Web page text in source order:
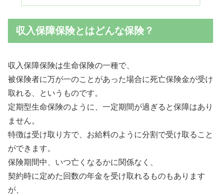
収入保障保険とはどんな保険？
収入保障保険は生命保険の一種で、
被保険者に万が一のことがあった場合に死亡保険金が受け
取れる
、というものです。
定期型生命保険のように、一定期間が過ぎると保障はあり
ません。
特徴は受け取り方で、お給料のように分割で受け取ること
ができます。
保険期間中、いつ亡くなるかに関係なく、
契約時に定めた回数の年金を受け取れるものもあります
が、